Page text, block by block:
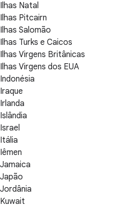
Ilhas Natal
Ilhas Pitcairn
Ilhas Salomão
Ilhas Turks e Caicos
Ilhas Virgens Britânicas
Ilhas Virgens dos EUA
Indonésia
Iraque
Irlanda
Islândia
Israel
Itália
Iêmen
Jamaica
Japão
Jordânia
Kuwait